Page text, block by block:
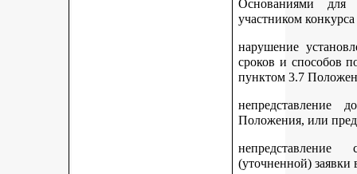
Основаниями для
участником
нарушение
сроков и способов
пунктом 3.7
непредставление
Положения, или
непредставление
(уточненной) заявки